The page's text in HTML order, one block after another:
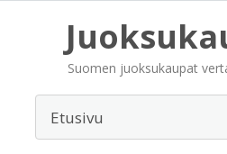
Suomen juoksukaupat